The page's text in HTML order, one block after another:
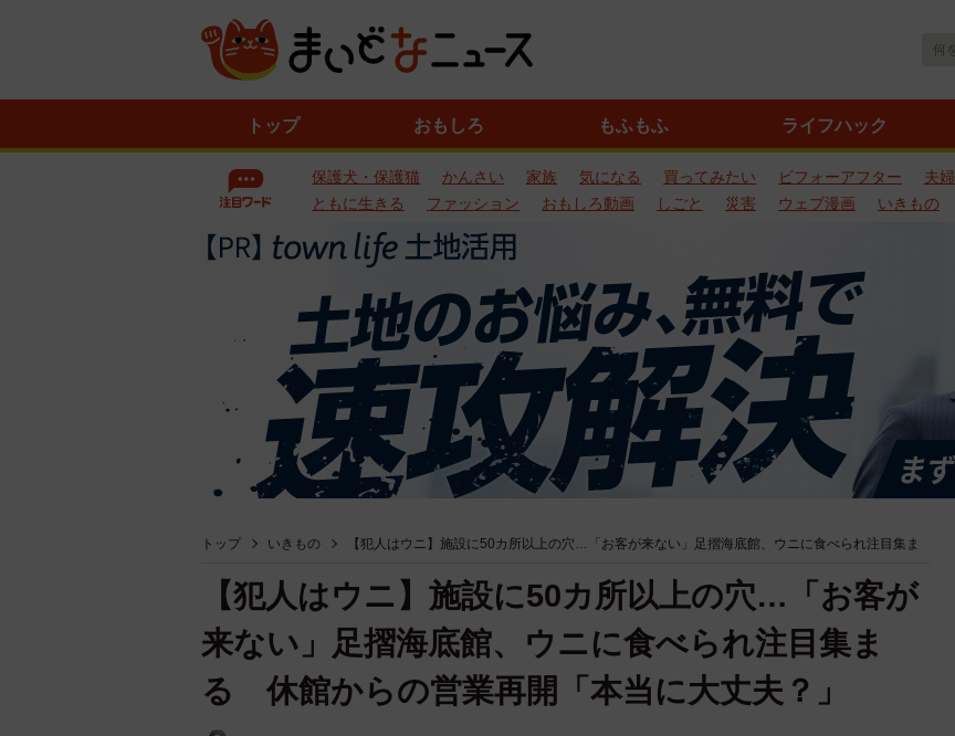
トップ おもしろ もふもふ ライフハック
保護犬・保護猫 かんさい 家族 気になる 買ってみたい ビフォーアフター 夫婦
ともに生きる
ファッション おもしろ動画 しごと 災害 ウェブ漫画 いきもの
トップ いきもの 【犯人はウニ】施設に50カ所以上の穴…「お客が来ない」足摺海底館、ウニに食べられ注目集ま
【犯人はウニ】施設に50カ所以上の穴…「お客が
来ない」足摺海底館、ウニに食べられ注目集ま
る 休館からの営業再開「本当に大丈夫？」